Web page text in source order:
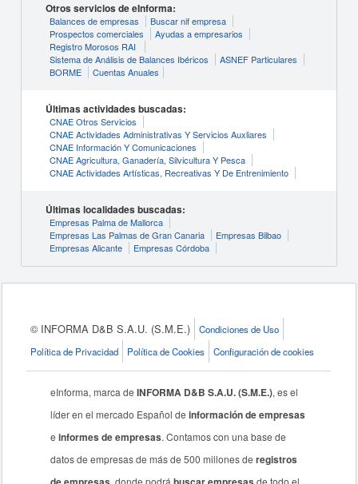
Otros servicios de eInforma:
Balances de empresas
Buscar nif empresa
Prospectos comerciales
Ayudas a empresarios
Registro Morosos RAI
Sistema de Análisis de Balances Ibéricos
ASNEF Particulares
BORME
Cuentas Anuales
Últimas actividades buscadas:
CNAE Otros Servicios
CNAE Actividades Administrativas Y Servicios Auxliares
CNAE Información Y Comunicaciones
CNAE Agricultura, Ganadería, Silvicultura Y Pesca
CNAE Actividades Artísticas, Recreativas Y De Entrenimiento
Últimas localidades buscadas:
Empresas Palma de Mallorca
Empresas Las Palmas de Gran Canaria
Empresas Bilbao
Empresas Alicante
Empresas Córdoba
© INFORMA D&B S.A.U. (S.M.E.)
Condiciones de Uso
Política de Privacidad
Política de Cookies Configuración de cookies
eInforma, marca deINFORMA D&B S.A.U. (S.M.E.), es el
líder en el mercado Español deinformación de empresas
einformes de empresas. Contamos con una base de
datos de empresas de más de 500 millones deregistros
, donde podrá de todo el